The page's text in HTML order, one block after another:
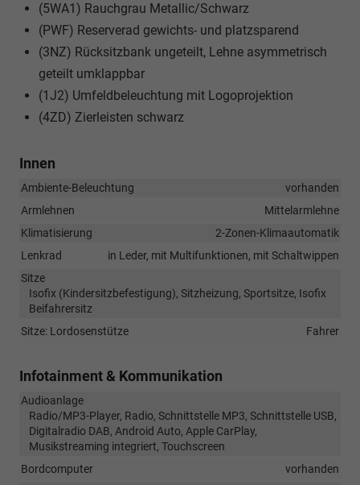
(5WA1) Rauchgrau Metallic/Schwarz
(PWF) Reserverad gewichts- und platzsparend
(3NZ) Rücksitzbank ungeteilt, Lehne asymmetrisch
geteilt umklappbar
(1J2) Umfeldbeleuchtung mit Logoprojektion
(4ZD) Zierleisten schwarz
Innen
Ambiente-Beleuchtung
vorhanden
Armlehnen
Mittelarmlehne
Klimatisierung
2-Zonen-Klimaautomatik
Lenkrad
in Leder, mit Multifunktionen, mit Schaltwippen
Sitze
Isofix (Kindersitzbefestigung), Sitzheizung, Sportsitze, Isofix
Beifahrersitz
Sitze: Lordosenstütze
Fahrer
Infotainment & Kommunikation
Audioanlage
Radio/MP3-Player, Radio, Schnittstelle MP3, Schnittstelle USB,
Digitalradio DAB, Android Auto, Apple CarPlay,
Musikstreaming integriert, Touchscreen
Bordcomputer
vorhanden